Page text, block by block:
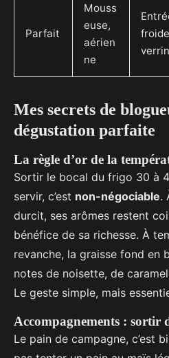
Parfait
Mouss
euse,
aérien
ne
Mes secrets de
dégustation parfaite
La règle d’or de la
Sortir le bocal du frigo 30 à
servir, c’est non-négociable.
durcit, ses arômes restent
bénéfice de sa richesse. À
revanche, la graisse fond en
notes de noisette, de
Le geste simple, mais
Accompagnements : sortir
Le pain de campagne, c’est